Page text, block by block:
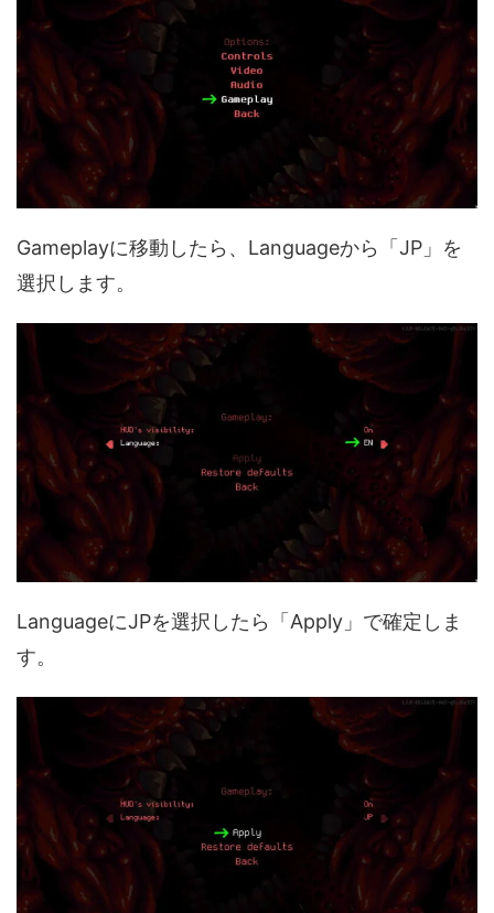
Gameplayに移動したら、Languageから「JP」を
選択します。
LanguageにJPを選択したら「Apply」で確定しま
す。